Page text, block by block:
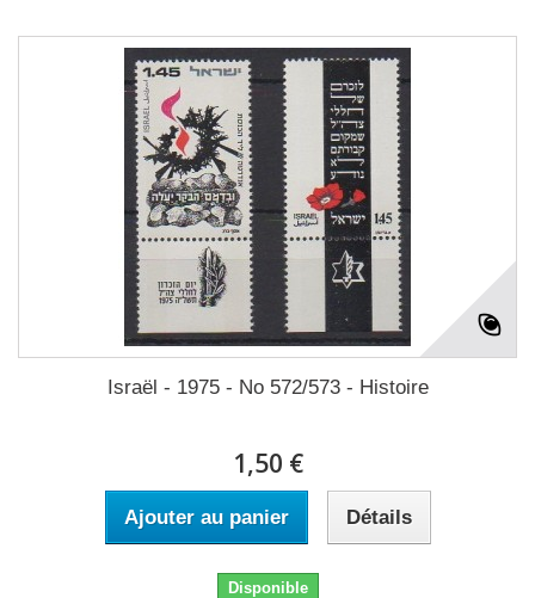
Israël - 1975 - No 572/573 - Histoire
1,50 €
Ajouter au panier Détails
Disponible